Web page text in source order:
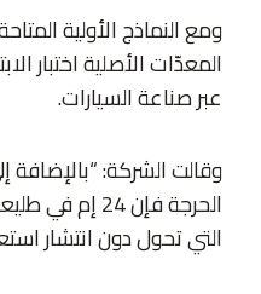
المعدّات الأصلية اختبار
عبر صناعة السيارات.
وقالت الشركة:
الحرجة فإن 24
التي تحول دون انتشار